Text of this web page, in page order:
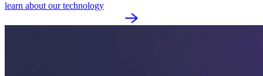
learn about our technology